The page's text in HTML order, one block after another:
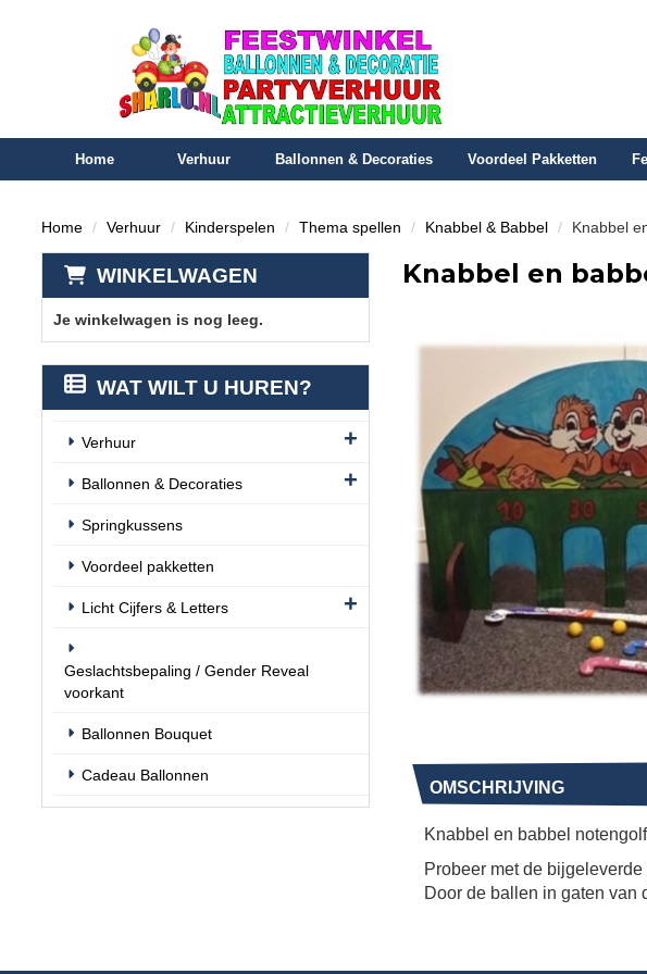
Home Verhuur Ballonnen & Decoraties Voordeel Pakketten
Home Verhuur Kinderspelen Thema spellen Knabbel & Babbel Knabbel
WINKELWAGEN
Je winkelwagen is nog leeg.
WAT WILT U HUREN?
Verhuur
Ballonnen & Decoraties
Springkussens
Voordeel pakketten
Licht Cijfers & Letters
Geslachtsbepaling / Gender Reveal
voorkant
Ballonnen Bouquet
Cadeau Ballonnen
Knabbel en
OMSCHRIJVING
Knabbel en babbel
Probeer met de
Door de ballen in gaten van